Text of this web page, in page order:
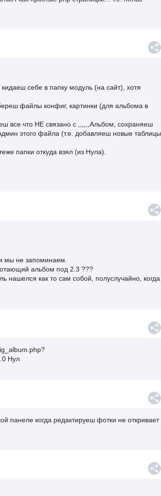
себе в папку модуль (на сайт), хотя
файлы конфиг, картинки (для альбома в
все что НЕ связано с ,,,
Альбом, сохраняеш
этого файла (т.е. добавляеш новые таблицы
папки откуда взял (из Нула).
мы не запоминаем.
альбом под 2.3 ???
нашелся как то сам собой, полуслучайно, когда
Нул
панеле когда редактируеш фотки не откривает